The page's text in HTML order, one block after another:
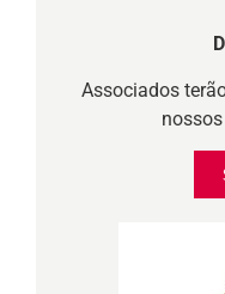
Associados